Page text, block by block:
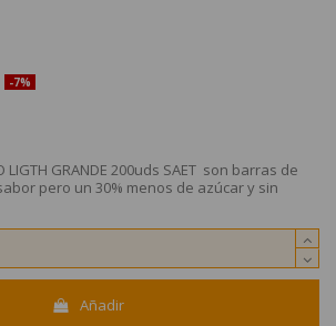
-7%
LIGTH GRANDE 200uds SAET son barras de
pero un 30% menos de azúcar y sin
Añadir